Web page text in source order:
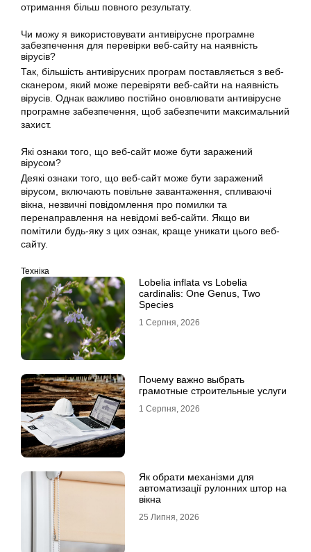
отримання більш повного результату.
Чи можу я використовувати антивірусне програмне
забезпечення для перевірки веб-сайту на наявність
вірусів?
Так, більшість антивірусних програм поставляється з веб-
сканером, який може перевіряти веб-сайти на наявність
вірусів. Однак важливо постійно оновлювати антивірусне
програмне забезпечення, щоб забезпечити максимальний
захист.
Які ознаки того, що веб-сайт може бути заражений
вірусом?
Деякі ознаки того, що веб-сайт може бути заражений
вірусом, включають повільне завантаження, спливаючі
вікна, незвичні повідомлення про помилки та
перенаправлення на невідомі веб-сайти. Якщо ви
помітили будь-яку з цих ознак, краще уникати цього веб-
сайту.
Техніка
Lobelia inflata vs Lobelia
cardinalis: One Genus, Two
Species
1 Серпня, 2026
Почему важно выбрать
грамотные строительные услуги
1 Серпня, 2026
Як обрати механізми для
автоматизації рулонних штор на
вікна
25 Липня, 2026